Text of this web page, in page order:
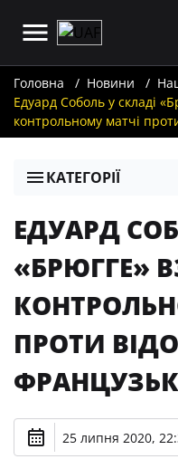
Головна Новини
Едуард Соболь у складі
контрольному матчі
КАТЕГОРІЇ
ЕДУАРД
«БРЮГГЕ»
ПРОТИ
25 липня 2020,